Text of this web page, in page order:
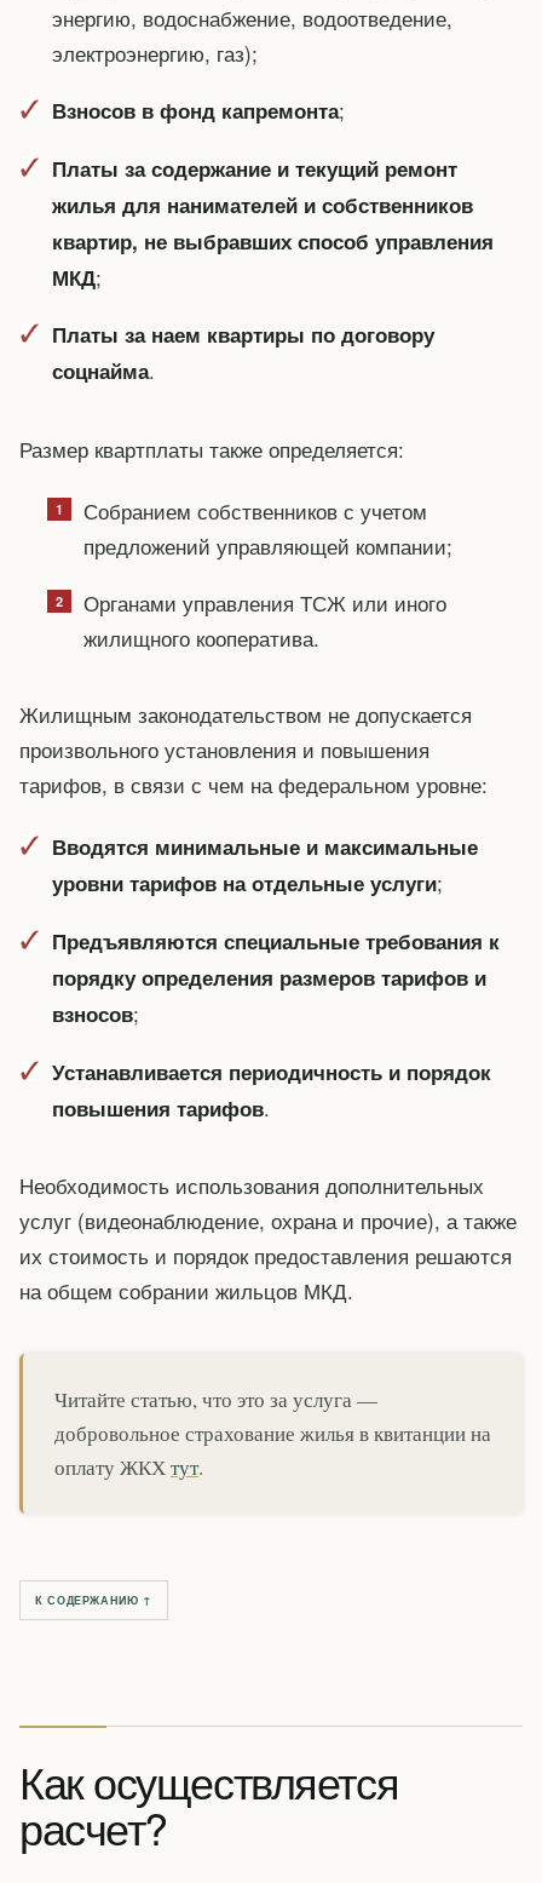
энергию, водоснабжение, водоотведение,
электроэнергию, газ);
Взносов в фонд капремонта;
Платы за содержание и текущий ремонт
жилья для нанимателей и собственников
квартир, не выбравших способ управления
МКД;
Платы за наем квартиры по договору
соцнайма.
Размер квартплаты также определяется:
Собранием собственников с учетом
предложений управляющей компании;
Органами управления ТСЖ или иного
жилищного кооператива.
Жилищным законодательством не допускается
произвольного установления и повышения
тарифов, в связи с чем на федеральном уровне:
Вводятся минимальные и максимальные
уровни тарифов на отдельные услуги;
Предъявляются специальные требования к
порядку определения размеров тарифов и
взносов;
Устанавливается периодичность и порядок
повышения тарифов.
Необходимость использования дополнительных
услуг (видеонаблюдение, охрана и прочие), а также
их стоимость и порядок предоставления решаются
на общем собрании жильцов МКД.
Читайте статью, что это за услуга —
добровольное страхование жилья в квитанции на
оплату ЖКХтут.
К СОДЕРЖАНИЮ ↑
Как осуществляется
расчет?